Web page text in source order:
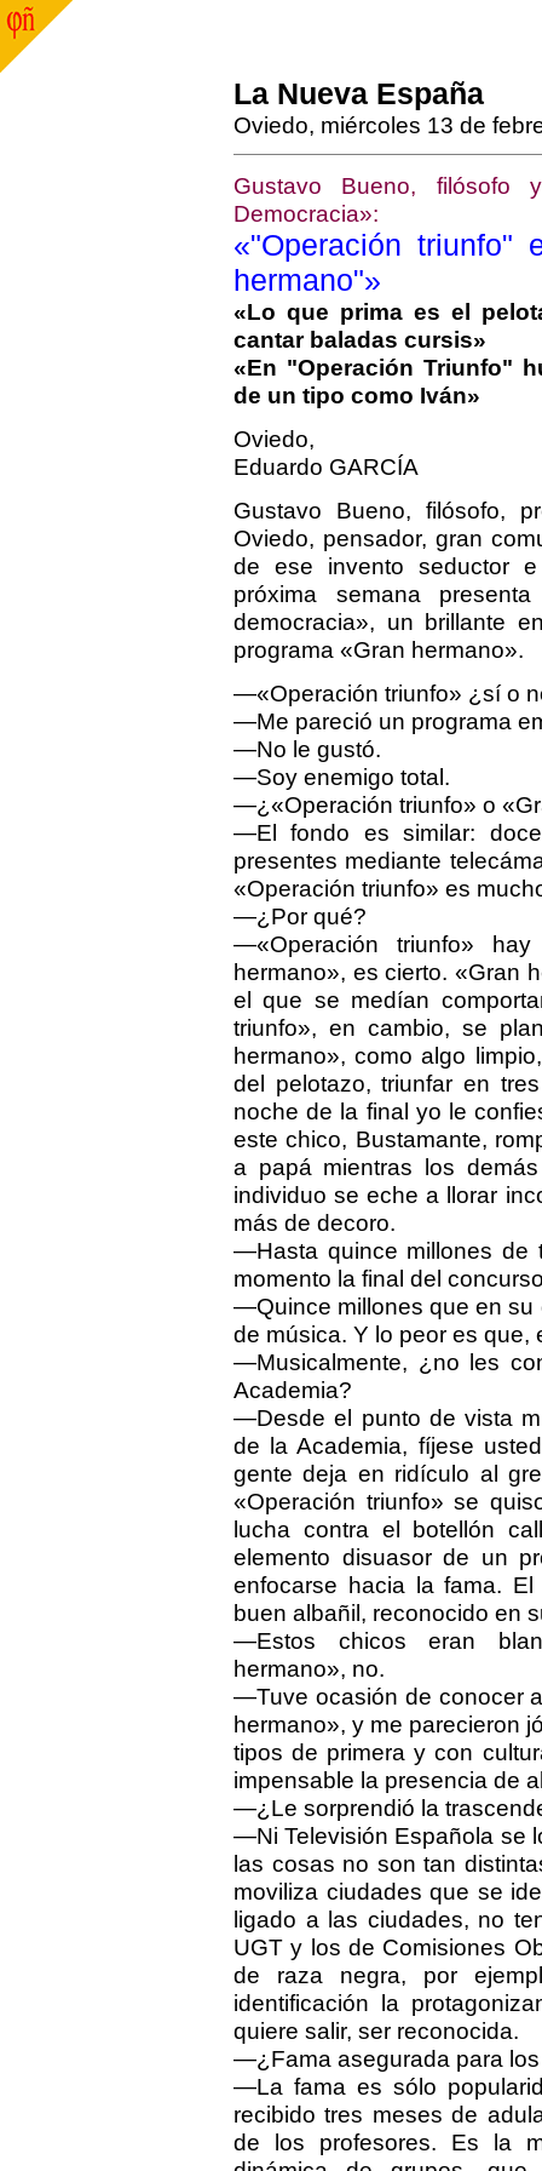
La Nueva España
Oviedo, miércoles 13 de
Gustavo Bueno, filósofo
Democracia»:
«"Operación triunfo"
hermano"»
«Lo que prima es el
cantar baladas cursis»
«En "Operación Triunfo"
de un tipo como Iván»
Oviedo,
Eduardo GARCÍA
Gustavo Bueno, filósofo,
Oviedo, pensador, gran
de ese invento seductor
próxima semana
democracia», un brillante
programa «Gran hermano».
—«Operación triunfo» ¿sí o
—Me pareció un programa
—No le gustó.
—Soy enemigo total.
—¿«Operación triunfo» o
—El fondo es similar:
presentes mediante
«Operación triunfo» es
—¿Por qué?
—«Operación triunfo»
hermano», es cierto. «Gran
el que se medían
triunfo», en cambio, se
hermano», como algo
del pelotazo, triunfar en
noche de la final yo le
este chico, Bustamante,
a papá mientras los
individuo se eche a llorar
más de decoro.
—Hasta quince millones de
momento la final del
—Quince millones que en su
de música. Y lo peor es que,
—Musicalmente, ¿no les
Academia?
—Desde el punto de vista
de la Academia, fíjese
gente deja en ridículo al
«Operación triunfo» se
lucha contra el botellón
elemento disuasor de un
enfocarse hacia la fama.
buen albañil, reconocido en
—Estos chicos eran
hermano», no.
—Tuve ocasión de conocer
hermano», y me parecieron
tipos de primera y con
impensable la presencia de
—¿Le sorprendió la
—Ni Televisión Española se
las cosas no son tan
moviliza ciudades que se
ligado a las ciudades, no
UGT y los de Comisiones
de raza negra, por
identificación la
quiere salir, ser reconocida.
—¿Fama asegurada para
—La fama es sólo
recibido tres meses de
de los profesores. Es la